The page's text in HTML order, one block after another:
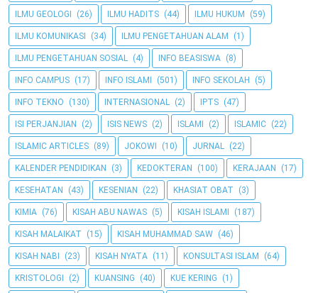
ILMU GEOLOGI (26) ILMU HADITS (44) ILMU HUKUM (59)
ILMU KOMUNIKASI (34) ILMU PENGETAHUAN ALAM (1)
ILMU PENGETAHUAN SOSIAL (4) INFO BEASISWA (8)
INFO CAMPUS (17) INFO ISLAMI (501) INFO SEKOLAH (5)
INFO TEKNO (130) INTERNASIONAL (2) IPTS (47)
ISI PERJANJIAN (2) ISIS NEWS (2) ISLAMI (2) ISLAMIC (22)
ISLAMIC ARTICLES (89) JOKOWI (10) JURNAL (22)
KALENDER PENDIDIKAN (3) KEDOKTERAN (100) KERAJAAN (17)
KESEHATAN (43) KESENIAN (22) KHASIAT OBAT (3)
KIMIA (76) KISAH ABU NAWAS (5) KISAH ISLAMI (187)
KISAH MALAIKAT (15) KISAH MUHAMMAD SAW (46)
KISAH NABI (23) KISAH NYATA (11) KONSULTASI ISLAM (64)
KRISTOLOGI (2) KUANSING (40) KUE KERING (1)